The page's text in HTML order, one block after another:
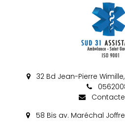
32 Bd Jean-Pierre
58 Bis av. Maréchal